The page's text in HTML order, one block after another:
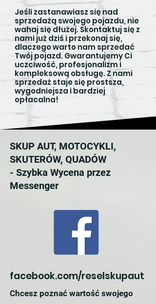
Jeśli zastanawiasz się nad
sprzedażą swojego pojazdu, nie
wahaj się dłużej. Skontaktuj się z
nami już dziś i przekonaj się,
dlaczego warto nam sprzedać
Twój pojazd. Gwarantujemy Ci
uczciwość, profesjonalizm i
kompleksową obsługę. Z nami
sprzedaż staje się prostsza,
wygodniejsza i bardziej
opłacalna!
SKUP AUT, MOTOCYKLI,
SKUTERÓW, QUADÓW
- Szybka Wycena przez
Messenger
facebook.com/reselskupaut
Chcesz poznać wartość swojego